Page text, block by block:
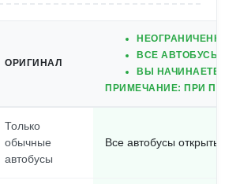
ОРИГИНАЛ
ВСЕ АВТОБУСЫ
ВЫ НАЧИНАЕТЕ
ПРИМЕЧАНИЕ: ПРИ
Только
обычные
автобусы
Все автобусы открыты